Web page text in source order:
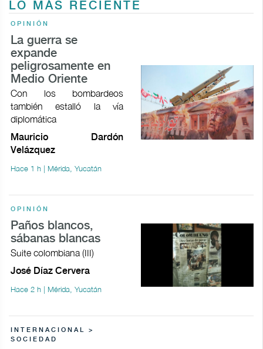
LO MÁS RECIENTE
OPINIÓN
La guerra se
expande
peligrosamente en
Medio Oriente
Con los bombardeos
también estalló la vía
diplomática
Mauricio Dardón
Velázquez
Hace 1 h | Mérida, Yucatán
OPINIÓN
Paños blancos,
sábanas blancas
Suite colombiana (III)
José Díaz Cervera
Hace 2 h | Mérida, Yucatán
INTERNACIONAL >
SOCIEDAD